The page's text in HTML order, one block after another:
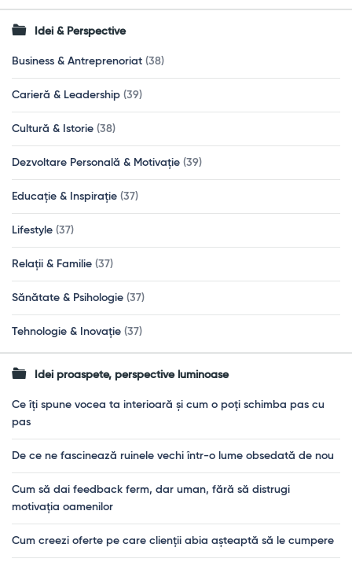
Idei & Perspective
Business & Antreprenoriat (38)
Carieră & Leadership (39)
Cultură & Istorie (38)
Dezvoltare Personală & Motivație (39)
Educație & Inspirație (37)
Lifestyle (37)
Relații & Familie (37)
Sănătate & Psihologie (37)
Tehnologie & Inovație (37)
Idei proaspete, perspective luminoase
Ce îți spune vocea ta interioară și cum o poți schimba pas cu
pas
De ce ne fascinează ruinele vechi într-o lume obsedată de nou
Cum să dai feedback ferm, dar uman, fără să distrugi
motivația oamenilor
Cum creezi oferte pe care clienții abia așteaptă să le cumpere